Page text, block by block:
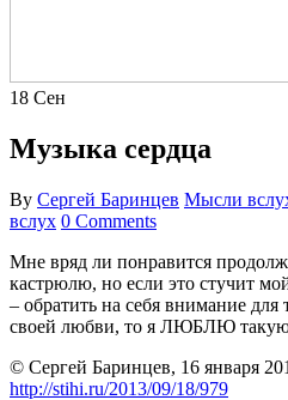
18 Сен
Музыка сердца
By Сергей Баринцев Мысли
вслух 0 Comments
Мне вряд ли понравится
кастрюлю, но если это стучит
– обратить на себя внимание для
своей любви, то я ЛЮБЛЮ
© Сергей Баринцев, 16 января
http://stihi.ru/2013/09/18/979